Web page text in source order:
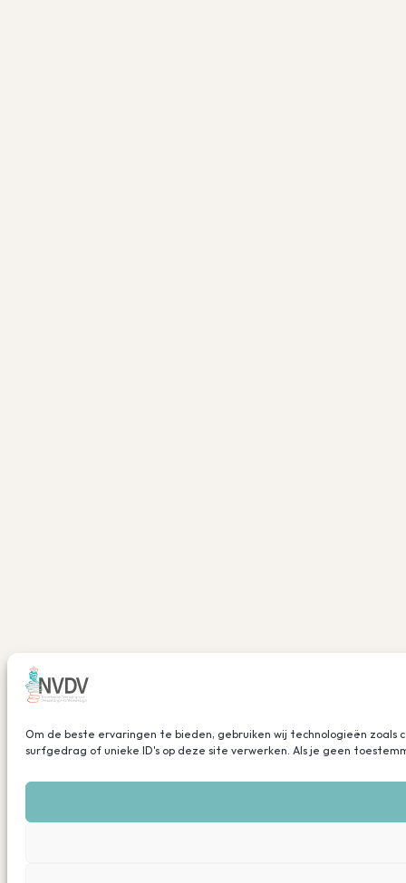
Om de beste ervaringen te bieden, gebruiken wij technologieën
surfgedrag of unieke ID's op deze site verwerken. Als je geen